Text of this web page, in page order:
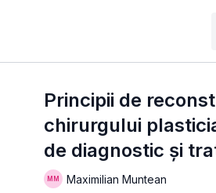
Principii de
chirurgului
de diagnostic și
Maximilian Muntean